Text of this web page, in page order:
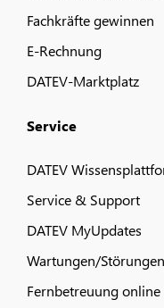
Fachkräfte gewinnen
E-Rechnung
DATEV-Marktplatz
Service
DATEV
Service & Support
DATEV MyUpdates
Wartungen/Störungen
Fernbetreuung online